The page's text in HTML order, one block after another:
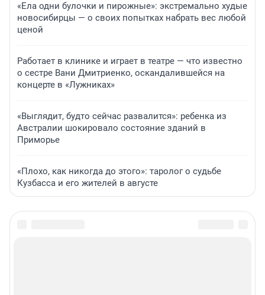
«Ела одни булочки и пирожные»: экстремально худые
новосибирцы — о своих попытках набрать вес любой
ценой
Работает в клинике и играет в театре — что известно
о сестре Вани Дмитриенко, оскандалившейся на
концерте в «Лужниках»
«Выглядит, будто сейчас развалится»: ребенка из
Австралии шокировало состояние зданий в
Приморье
«Плохо, как никогда до этого»: таролог о судьбе
Кузбасса и его жителей в августе